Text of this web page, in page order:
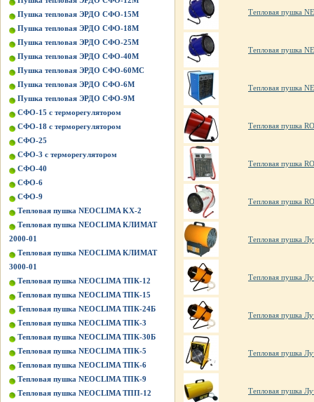
Пушка тепловая ЭРДО СФО-15М
Пушка тепловая ЭРДО СФО-18М
Пушка тепловая ЭРДО СФО-25М
Пушка тепловая ЭРДО СФО-40М
Пушка тепловая ЭРДО СФО-60МС
Пушка тепловая ЭРДО СФО-6М
Пушка тепловая ЭРДО СФО-9М
СФО-15 с терморегулятором
СФО-18 с терморегулятором
СФО-25
СФО-3 с терморегулятором
СФО-40
СФО-6
СФО-9
Тепловая пушка NEOCLIMA KХ-2
Тепловая пушка NEOCLIMA КЛИМАТ
2000-01
Тепловая пушка NEOCLIMA КЛИМАТ
3000-01
Тепловая пушка NEOCLIMA ТПК-12
Тепловая пушка NEOCLIMA ТПК-15
Тепловая пушка NEOCLIMA ТПК-24Б
Тепловая пушка NEOCLIMA ТПК-3
Тепловая пушка NEOCLIMA ТПК-30Б
Тепловая пушка NEOCLIMA ТПК-5
Тепловая пушка NEOCLIMA ТПК-6
Тепловая пушка NEOCLIMA ТПК-9
Тепловая пушка NEOCLIMA ТПП-12
Тепловая пушка
Тепловая пушка
Тепловая пушка
Тепловая пушка
Тепловая пушка
Тепловая пушка
Тепловая пушка
Тепловая пушка
Тепловая пушка
Тепловая пушка
Тепловая пушка